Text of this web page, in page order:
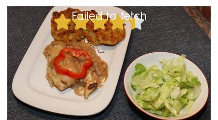
Témata
Recepty
Články
TV Program
Škola vaření
Failed to fetch
30x
Pšouky se zeleným salátem (recept Petra
Urbana)
1 porce 30 minut